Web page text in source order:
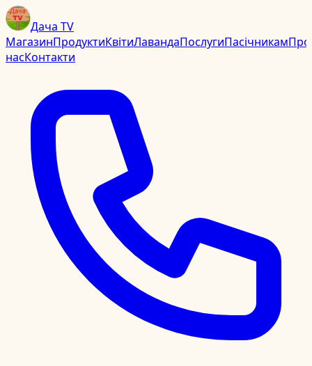
Дача TV
МагазинПродуктиКвітиЛавандаПослугиПасічникамПро
насКонтакти